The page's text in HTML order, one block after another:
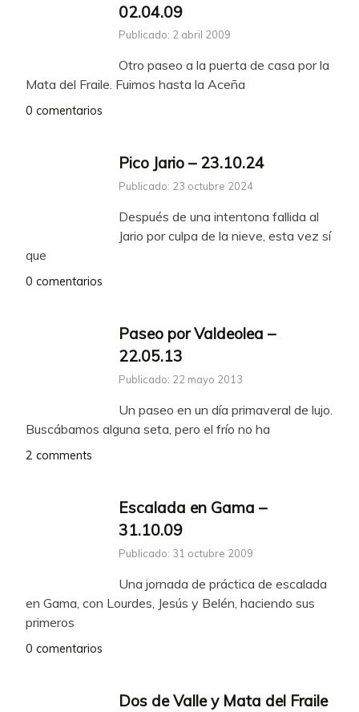
02.04.09
Publicado: 2 abril 2009
Otro paseo a la puerta de casa por la
Mata del Fraile. Fuimos hasta la Aceña
0 comentarios
Pico Jario – 23.10.24
Publicado: 23 octubre 2024
Después de una intentona fallida al
Jario por culpa de la nieve, esta vez sí
que
0 comentarios
Paseo por Valdeolea –
22.05.13
Publicado: 22 mayo 2013
Un paseo en un día primaveral de lujo.
Buscábamos alguna seta, pero el frío no ha
2 comments
Escalada en Gama –
31.10.09
Publicado: 31 octubre 2009
Una jornada de práctica de escalada
en Gama, con Lourdes, Jesús y Belén, haciendo sus
primeros
0 comentarios
Dos de Valle y Mata del Fraile